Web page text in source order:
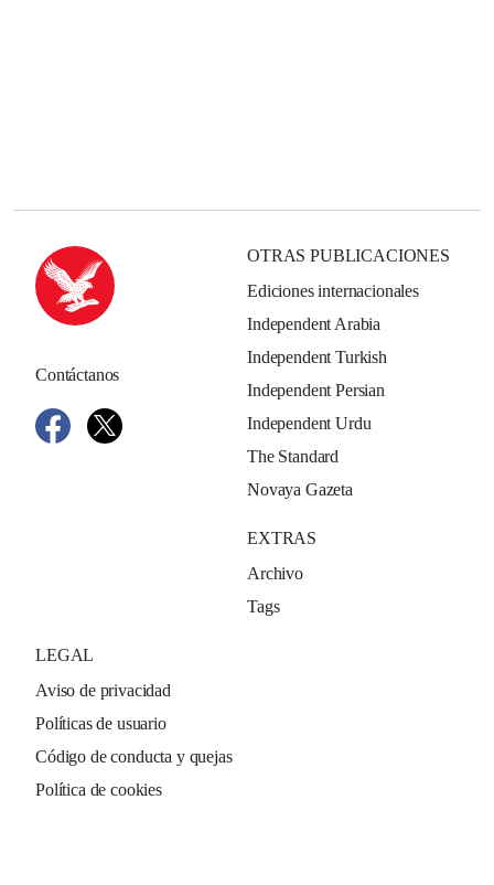
Contáctanos
OTRAS PUBLICACIONES
Ediciones internacionales
Independent Arabia
Independent Turkish
Independent Persian
Independent Urdu
The Standard
Novaya Gazeta
EXTRAS
Archivo
Tags
LEGAL
Aviso de privacidad
Políticas de usuario
Código de conducta y quejas
Política de cookies